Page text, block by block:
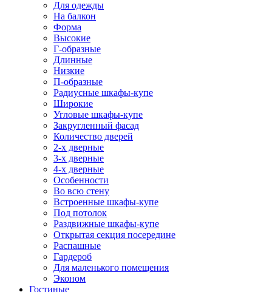
Для одежды
На балкон
Форма
Высокие
Г-образные
Длинные
Низкие
П-образные
Радиусные шкафы-купе
Широкие
Угловые шкафы-купе
Закругленный фасад
Количество дверей
2-х дверные
3-х дверные
4-х дверные
Особенности
Во всю стену
Встроенные шкафы-купе
Под потолок
Раздвижные шкафы-купе
Открытая секция посередине
Распашные
Гардероб
Для маленького помещения
Эконом
Гостиные